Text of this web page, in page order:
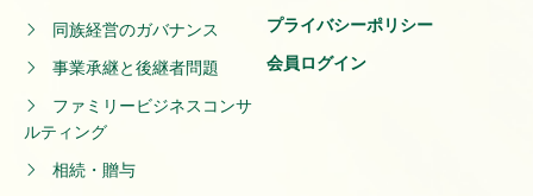
同族経営のガバナンス
事業承継と後継者問題
ファミリービジネスコンサ
ルティング
相続・贈与
プライバシーポリシー
会員ログイン